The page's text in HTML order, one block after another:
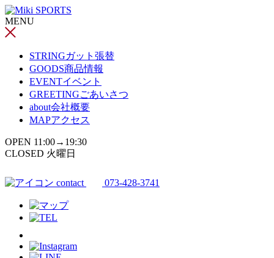
コ
ン
テ
MENU
STRINGガット張替
GOODS商品情報
EVENTイベント
GREETINGごあいさつ
about会社概要
MAPアクセス
OPEN 11:00→19:30
CLOSED 火曜日
contact 073-428-3741